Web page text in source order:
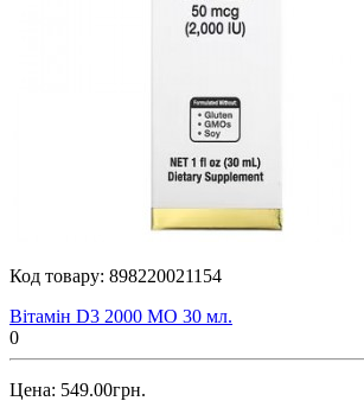
Код товару: 898220021154
Вітамін D3 2000 МО 30 мл.
0
Цена: 549.00грн.